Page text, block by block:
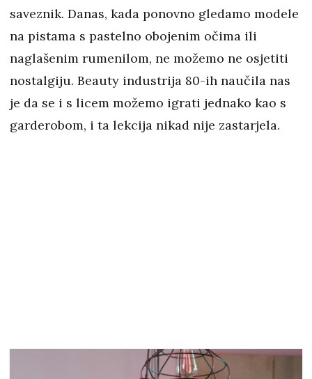
saveznik. Danas, kada ponovno gledamo modele
na pistama s pastelno obojenim očima ili
naglašenim rumenilom, ne možemo ne osjetiti
nostalgiju. Beauty industrija 80-ih naučila nas
je da se i s licem možemo igrati jednako kao s
garderobom, i ta lekcija nikad nije zastarjela.